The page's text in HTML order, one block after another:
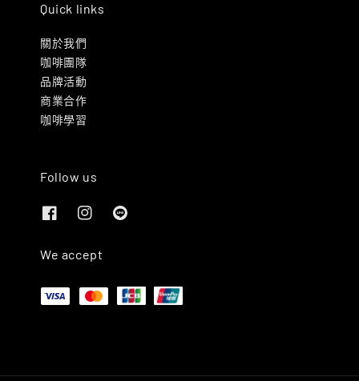
Quick links
關於我們
咖啡團隊
品牌活動
商業合作
咖啡學習
Follow us
We accept